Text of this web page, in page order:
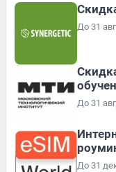
До 31
До 31
До 31